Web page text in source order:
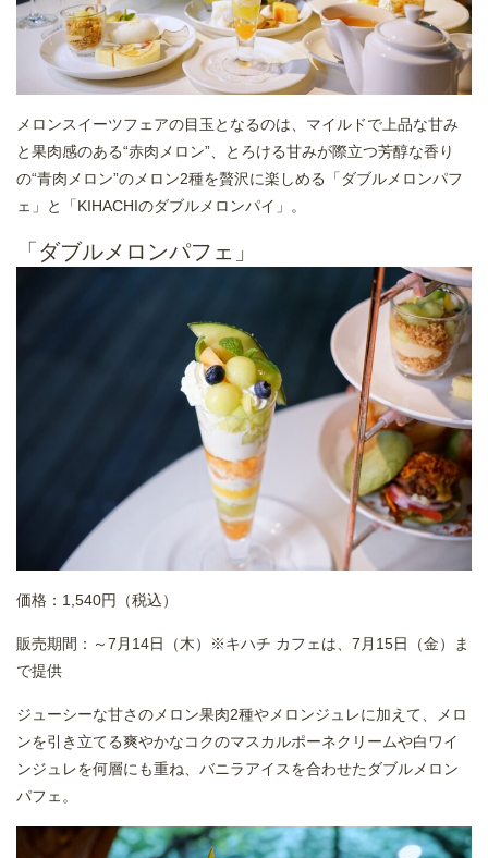
メロンスイーツフェアの目玉となるのは、マイルドで上品な甘み
と果肉感のある“赤肉メロン”、とろける甘みが際立つ芳醇な香り
の“青肉メロン”のメロン2種を贅沢に楽しめる「ダブルメロンパフ
ェ」と「KIHACHIのダブルメロンパイ」。
「ダブルメロンパフェ」
価格：1,540円（税込）
販売期間：～7月14日（木）※キハチ カフェは、7月15日（金）ま
で提供
ジューシーな甘さのメロン果肉2種やメロンジュレに加えて、メロ
ンを引き立てる爽やかなコクのマスカルポーネクリームや白ワイ
ンジュレを何層にも重ね、バニラアイスを合わせたダブルメロン
パフェ。